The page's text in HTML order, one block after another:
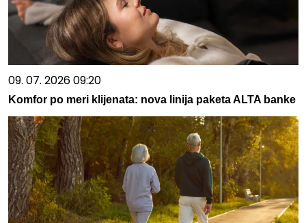
09. 07. 2026 09:20
Komfor po meri klijenata: nova linija paketa ALTA banke